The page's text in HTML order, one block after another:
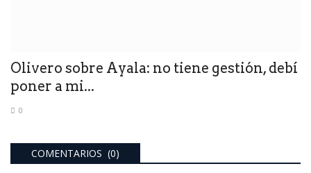
Olivero sobre Ayala: no tiene gestión, debí
poner a mi...
0
COMENTARIOS (0)